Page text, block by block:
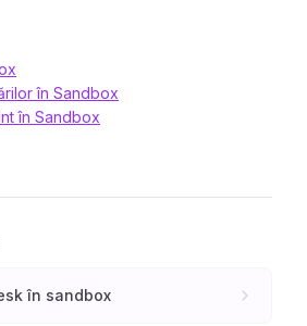
în Sandbox
în Sandbox
în sandbox